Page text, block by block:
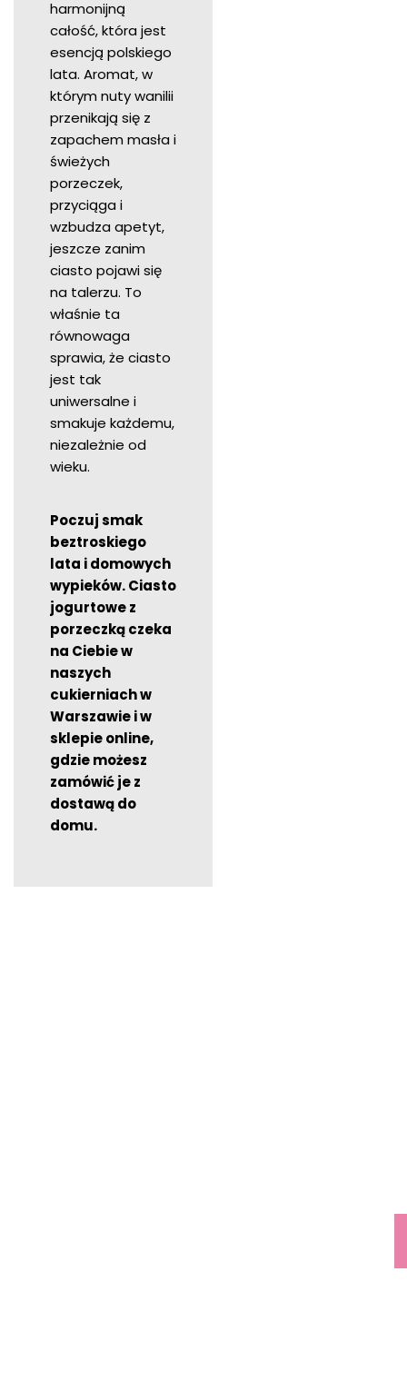
harmonijną
całość, która jest
esencją polskiego
lata. Aromat, w
którym nuty wanilii
przenikają się z
zapachem masła i
świeżych
porzeczek,
przyciąga i
wzbudza apetyt,
jeszcze zanim
ciasto pojawi się
na talerzu. To
właśnie ta
równowaga
sprawia, że ciasto
jest tak
uniwersalne i
smakuje każdemu,
niezależnie od
wieku.
Poczuj smak
beztroskiego
lata i domowych
wypieków. Ciasto
jogurtowe z
porzeczką czeka
na Ciebie w
naszych
cukierniach w
Warszawie i w
sklepie online,
gdzie możesz
zamówić je z
dostawą do
domu.